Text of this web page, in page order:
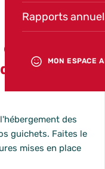
Rapports
MON ESPACE
l’un de
est
des
guichets. Faites le
mises en place